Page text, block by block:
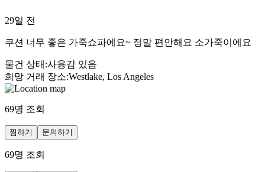
29일 전
쿠션 너무 좋은 가죽쇼파에요~ 정말 편안해요 소가죽이에요
물건 상태 :사용감 있음
희망 거래 장소:Westlake, Los Angeles
69명 조회
찜하기 문의하기
69명 조회